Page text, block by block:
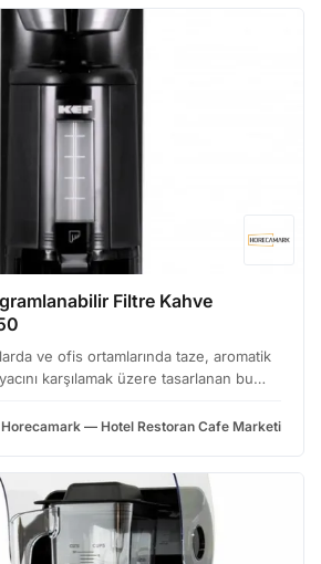
Filtre Kahve
ve ofis ortamlarında taze, aromatik
karşılamak üzere tasarlanan bu
özellikleri v…
Horecamark — Hotel Restoran Cafe Marketi